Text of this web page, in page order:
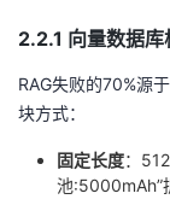
2.2.1 向量数据
RAG失败的70%源
块方式：
固定长度：
池:5000mAh”